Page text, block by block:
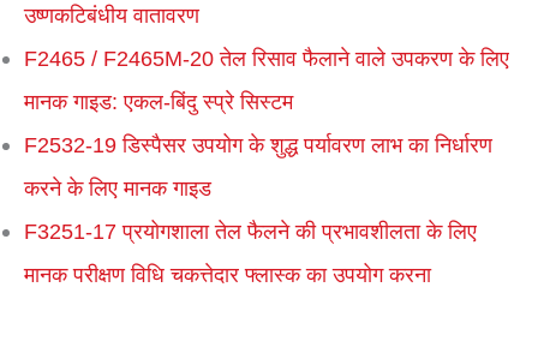
उष्णकटिबंधीय वातावरण
F2465 / F2465M-20 तेल रिसाव फैलाने वाले उपकरण के लिए
मानक गाइड: एकल-बिंदु स्प्रे सिस्टम
F2532-19 डिस्पैसर उपयोग के शुद्ध पर्यावरण लाभ का निर्धारण
करने के लिए मानक गाइड
F3251-17 प्रयोगशाला तेल फैलने की प्रभावशीलता के लिए
मानक परीक्षण विधि चकत्तेदार फ्लास्क का उपयोग करना